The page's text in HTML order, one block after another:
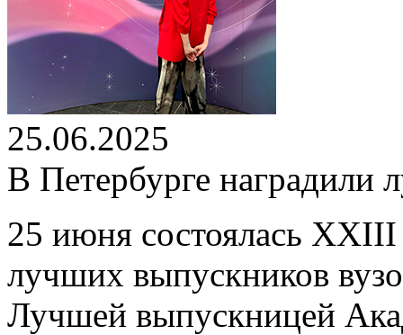
25.06.2025
В Петербурге наградили
25 июня состоялась
лучших выпускников
Лучшей выпускницей